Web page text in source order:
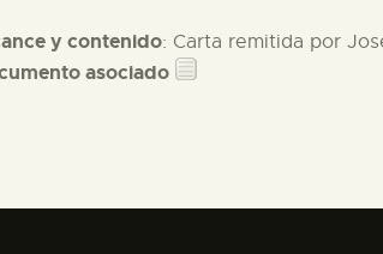
y contenido: Carta remitida por
asociado